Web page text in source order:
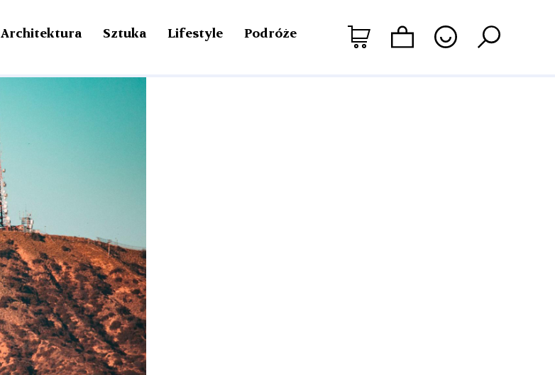
Architektura Sztuka Lifestyle Podróże